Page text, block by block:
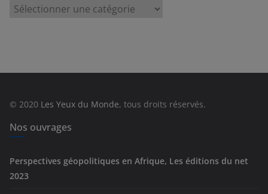
e
s
© 2020 Les Yeux du Monde, tous droits réservés.
Nos ouvrages
Perspectives géopolitiques en Afrique, Les éditions du net
2023